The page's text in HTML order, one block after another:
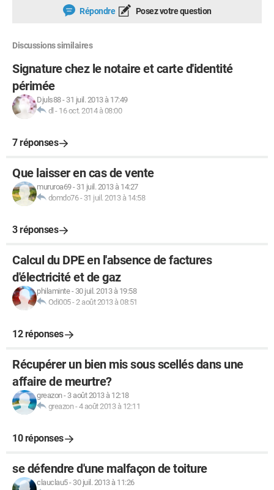
Répondre Posez votre question
Discussions similaires
Signature chez le notaire et carte d'identité
périmée
Djuls88- 31 juil. 2013 à 17:49
dl - 16 oct. 2014 à 08:00
7 réponses
Que laisser en cas de vente
mururoa69- 31 juil. 2013 à 14:27
domdo76- 31 juil. 2013 à 14:58
3 réponses
Calcul du DPE en l'absence de factures
d'électricité et de gaz
philaminte- 30 juil. 2013 à 19:58
Odi005-2 août 2013 à 08:51
12 réponses
Récupérer un bien mis sous scellés dans une
affaire de meurtre?
greazon- 3 août 2013 à 12:18
greazon-4 août 2013 à 12:11
10 réponses
se défendre d'une malfaçon de toiture
clauclau5- 30 juil. 2013 à 11:26